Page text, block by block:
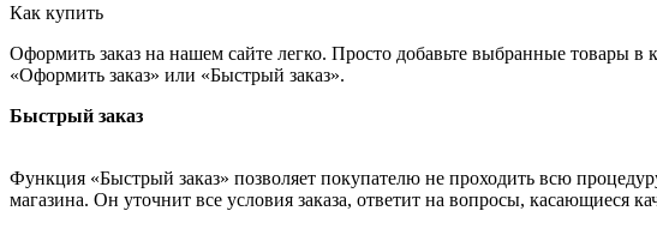
Как купить
Оформить заказ на нашем сайте легко. Просто добавьте выбранные товары
«Оформить заказ» или «Быстрый заказ».
Быстрый заказ
Функция «Быстрый заказ» позволяет покупателю не проходить всю
магазина. Он уточнит все условия заказа, ответит на вопросы, касающиеся